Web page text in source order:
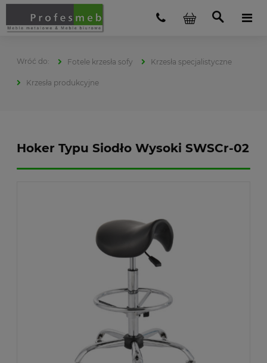
Fotele krzesła sofy Krzesła specjalistyczne
Krzesła produkcyjne
Hoker Typu Siodło Wysoki SWSCr-02